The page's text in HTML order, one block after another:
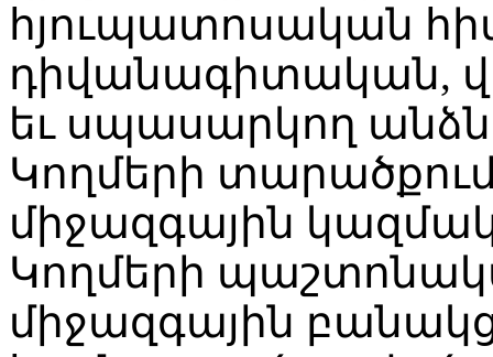
հյուպատոսական
դիվանագիտական,
եւ սպասարկող
Կողմերի
միջազգային
Կողմերի
միջազգային